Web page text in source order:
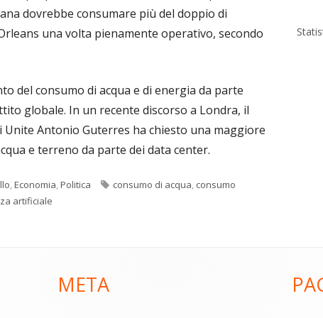
dovrebbe consumare più del doppio di
una volta pienamente operativo, secondo
del consumo di acqua e di energia da parte
globale. In un recente discorso a Londra, il
Antonio Guterres ha chiesto una maggiore
e terreno da parte dei data center.
,Economia,Politica Tag
consumo di acqua, consumo
artificiale
META